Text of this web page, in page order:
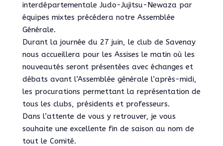
interdépartementale Judo-Jujitsu-Newaza par
équipes mixtes précédera notre Assemblée
Générale.
Durant la journée du 27 juin, le club de Savenay
nous accueillera pour les Assises le matin où les
nouveautés seront présentées avec échanges et
débats avant l’Assemblée générale l’après-midi,
les procurations permettant la représentation de
tous les clubs, présidents et professeurs.
Dans l’attente de vous y retrouver, je vous
souhaite une excellente fin de saison au nom de
tout le Comité.